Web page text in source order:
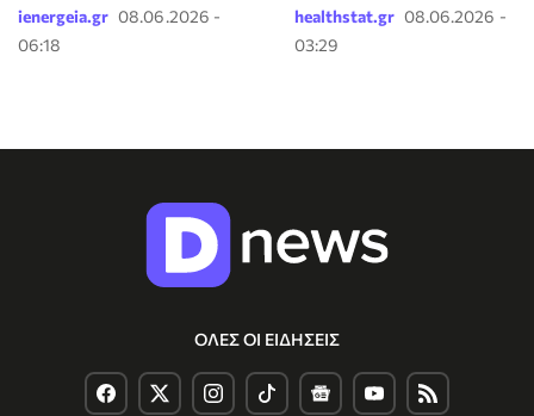
ienergeia.gr 08.06.2026 -
06:18
healthstat.gr 08.06.2026 -
03:29
ΟΛΕΣ ΟΙ ΕΙΔΗΣΕΙΣ